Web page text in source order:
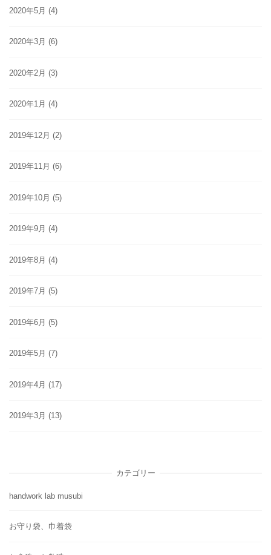
2020年5月 (4)
2020年3月 (6)
2020年2月 (3)
2020年1月 (4)
2019年12月 (2)
2019年11月 (6)
2019年10月 (5)
2019年9月 (4)
2019年8月 (4)
2019年7月 (5)
2019年6月 (5)
2019年5月 (7)
2019年4月 (17)
2019年3月 (13)
カテゴリー
handwork lab musubi
お守り袋、巾着袋